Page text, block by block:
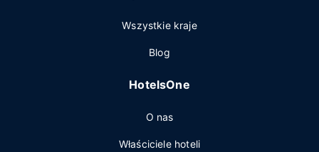
Wszystkie kraje
Blog
HotelsOne
O nas
Właściciele hoteli